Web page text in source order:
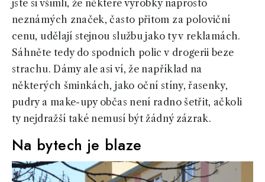
jste si všimli, že některé výrobky naprosto
neznámých značek, často přitom za poloviční
cenu, udělají stejnou službu jako ty v reklamách.
Sáhněte tedy do spodních polic v drogerii beze
strachu. Dámy ale asi ví, že například na
některých šminkách, jako oční stíny, řasenky,
pudry a make-upy občas není radno šetřit, ačkoli
ty nejdražší také nemusí být žádný zázrak.
Na bytech je blaze